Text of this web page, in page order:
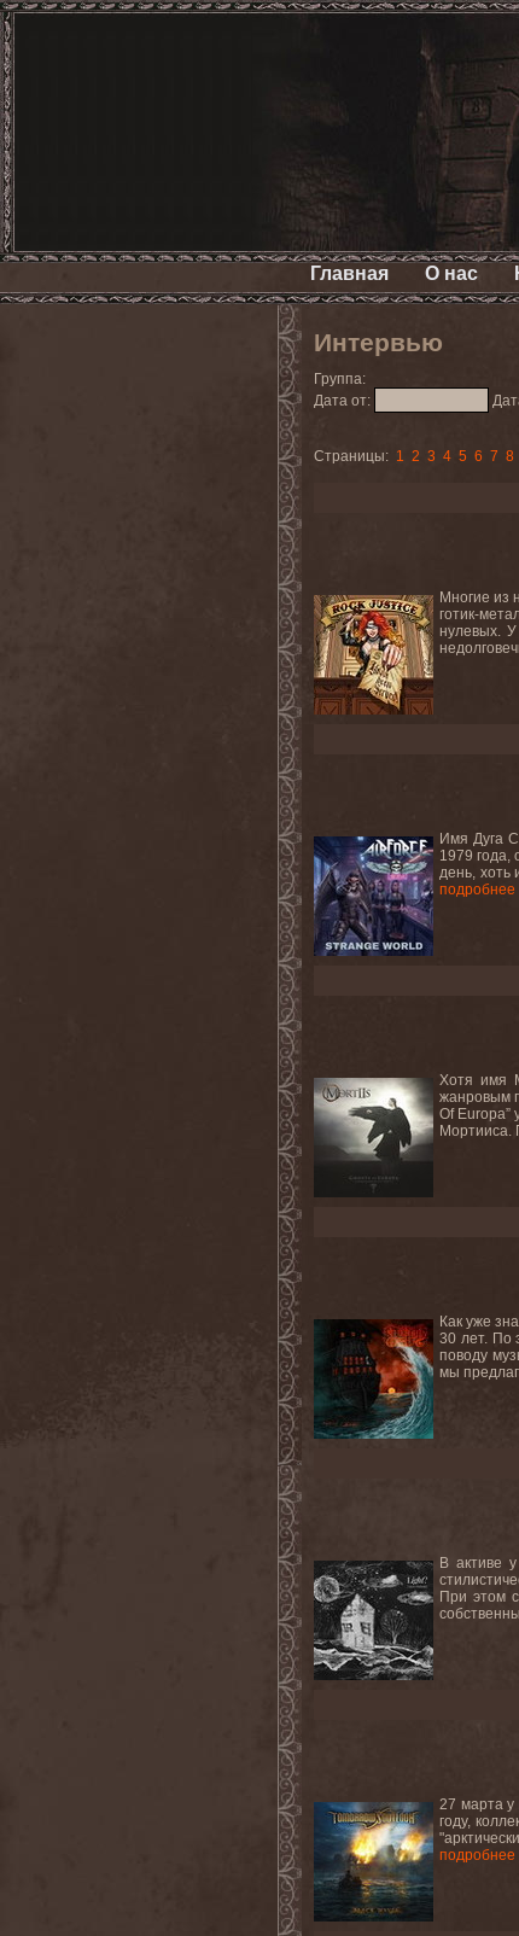
Главная О нас
Интервью
Группа:
Дата от:
Страницы: 1 2 3 4 5 6 7 8
Многие из
готик-
нулевых.
Имя Дуга
1979 года,
день,
подробнее
Хотя имя
жанровым
Of Europa”
Мортииса.
Как уже
30 лет. По
поводу
мы
В активе
При этом
27 марта у
году,
подробнее